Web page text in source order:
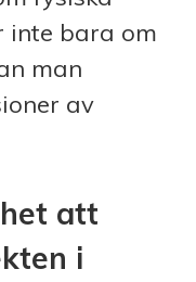
inte bara om
man
av
att
i